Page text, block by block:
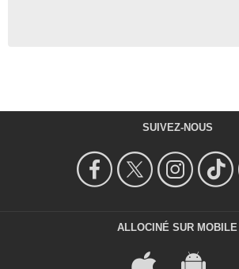
SUIVEZ-NOUS
ALLOCINÉ SUR MOBILE